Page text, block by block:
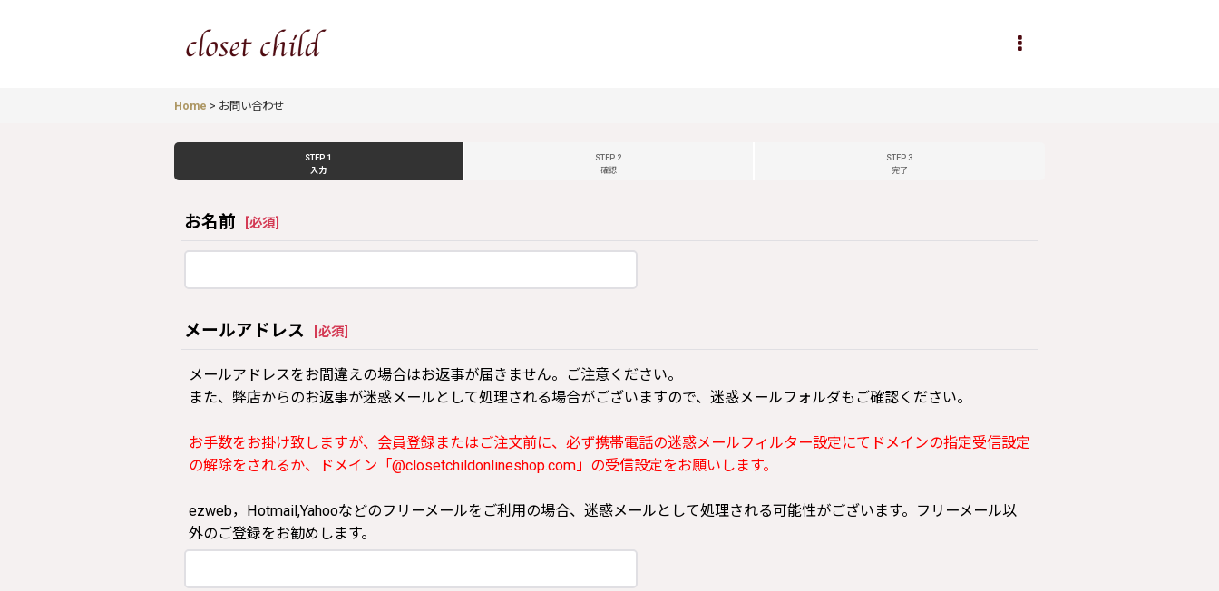
Home > お問い合わせ
STEP 1
入力
STEP 2
確認
STEP 3
完了
お名前 必須
メールアドレス 必須
メールアドレスをお間違えの場合はお返事が届きません。ご注意ください。
また、弊店からのお返事が迷惑メールとして処理される場合がございますので、迷惑メールフォルダもご確認ください。
お手数をお掛け致しますが、会員登録またはご注文前に、必ず携帯電話の迷惑メールフィルター設定にてドメインの指定受信設定
の解除をされるか、ドメイン「@closetchildonlineshop.com」の受信設定をお願いします。
ezweb，Hotmail,Yahooなどのフリーメールをご利用の場合、迷惑メールとして処理される可能性がございます。フリーメール以
外のご登録をお勧めします。